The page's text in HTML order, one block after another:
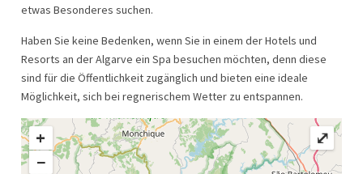
etwas Besonderes suchen.
Haben Sie keine Bedenken, wenn Sie in einem der Hotels und
Resorts an der Algarve ein Spa besuchen möchten, denn diese
sind für die Öffentlichkeit zugänglich und bieten eine ideale
Möglichkeit, sich bei regnerischem Wetter zu entspannen.
+
−
⤢